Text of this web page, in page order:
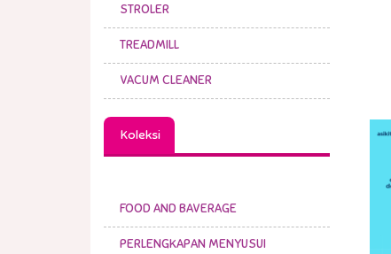
STROLER
TREADMILL
VACUM CLEANER
Koleksi
FOOD AND BAVERAGE
PERLENGKAPAN MENYUSUI